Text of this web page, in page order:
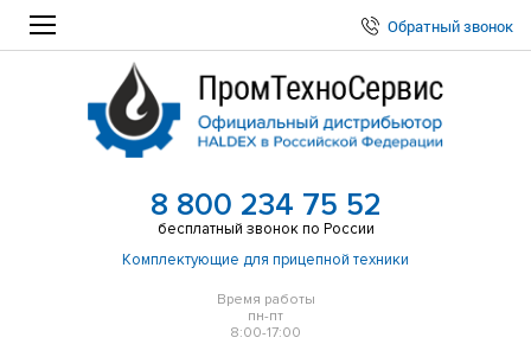
Обратный звонок
8 800 234 75 52
бесплатный звонок по России
Комплектующие для прицепной техники
Время работы
пн-пт
8:00-17:00